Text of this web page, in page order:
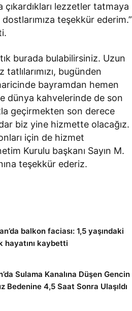
lezzetler tatmaya
teşekkür ederim.”
burada bulabilirsiniz. Uzun
bugünden
bayramdan hemen
dünya kahvelerinde de son
geçirmekten son derece
biz yine hizmette olacağız.
için de hizmet
Kurulu başkanı Sayın M.
teşekkür ederiz.
balkon faciası: 1,5 yaşındaki
hayatını kaybetti
Sulama Kanalına Düşen Gencin
Bedenine 4,5 Saat Sonra Ulaşıldı